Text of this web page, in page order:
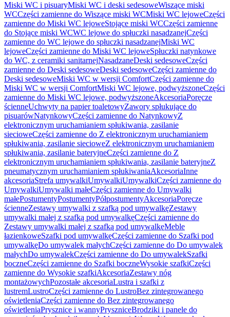
Miski WC i pisuaryMiski WC i deski sedesoweWiszące miski
WCCzęści zamienne do Wiszące miski WCMiski WC lejoweCzęści
zamienne do Miski WC lejoweStojące miski WCCzęści zamienne
do Stojące miski WCWC lejowe do spłuczki nasadzanejCzęści
zamienne do WC lejowe do spłuczki nasadzanejMiski WC
lejoweCzęści zamienne do Miski WC lejoweSpłuczki natynkowe
do WC, z ceramiki sanitarnejNasadzaneDeski sedesoweCzęści
zamienne do Deski sedesoweDeski sedesoweCzęści zamienne do
Deski sedesoweMiski WC w wersji ComfortCzęści zamienne do
Miski WC w wersji ComfortMiski WC lejowe, podwyższoneCzęści
zamienne do Miski WC lejowe, podwyższoneAkcesoriaPoręcze
ścienneUchwyty na papier toaletowyZawory spłukujące do
pisuarówNatynkowyCzęści zamienne do NatynkowyZ
elektronicznym uruchamianiem spłukiwania, zasilanie
siecioweCzęści zamienne do Z elektronicznym uruchamianiem
spłukiwania, zasilanie siecioweZ elektronicznym uruchamianiem
spłukiwania, zasilanie bateryjneCzęści zamienne do Z
elektronicznym uruchamianiem spłukiwania, zasilanie bateryjneZ
pneumatycznym uruchamianiem spłukiwaniaAkcesoriaInne
akcesoriaStrefa umywalkiUmywalkiUmywalkiCzęści zamienne do
UmywalkiUmywalki małeCzęści zamienne do Umywalki
małePostumentyPostumentyPółpostumentyAkcesoriaPoręcze
ścienneZestawy umywalki z szafką pod umywalkęZestawy
umywalki małej z szafką pod umywalkęCzęści zamienne do
Zestawy umywalki małej z szafką pod umywalkęMeble
łazienkoweSzafki pod umywalkęCzęści zamienne do Szafki pod
umywalkęDo umywalek małychCzęści zamienne do Do umywalek
małychDo umywalekCzęści zamienne do Do umywalekSzafki
boczneCzęści zamienne do Szafki boczneWysokie szafkiCzęści
zamienne do Wysokie szafkiAkcesoriaZestawy nóg
montażowychPozostałe akcesoriaLustra i szafki z
lustremLustroCzęści zamienne do LustroBez zintegrowanego
oświetleniaCzęści zamienne do Bez zintegrowanego
oświetleniaPrysznice i wannyPryszniceBrodziki i panele do